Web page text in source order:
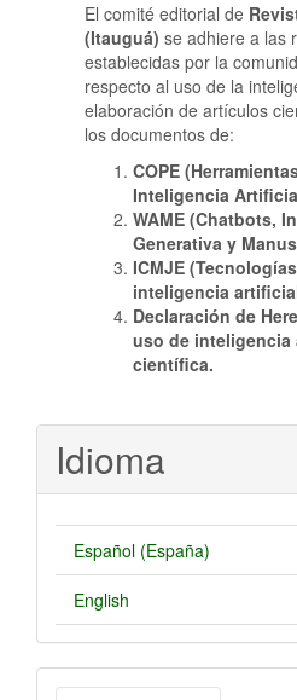
El comité editorial de
(Itauguá) se adhiere a las
establecidas por la
respecto al uso de la
elaboración de artículos
los documentos de:
COPE
Inteligencia
WAME (Chatbots,
Generativa y
ICMJE
inteligencia
Declaración de
uso de
científica.
Idioma
Español (España)
English
Enviar